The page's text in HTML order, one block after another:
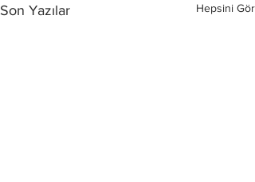
Son Yazılar Hepsini Gör